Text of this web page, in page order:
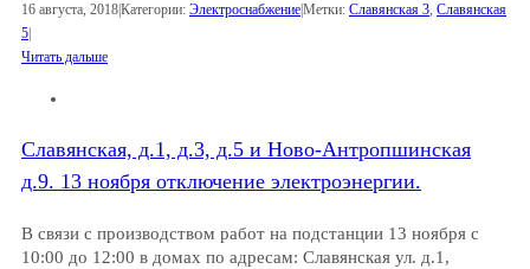
16 августа, 2018Категории: ЭлектроснабжениеМетки: Славянская 3, Славянская
5
Читать дальше
Славянская, д.1, д.3, д.5 и Ново-Антропшинская
д.9. 13 ноября отключение электроэнергии.
В связи с производством работ на подстанции 13 ноября с
10:00 до 12:00 в домах по адресам: Славянская ул. д.1,